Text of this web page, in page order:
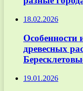
18.02.2026
Особенности
древесных
19.01.2026